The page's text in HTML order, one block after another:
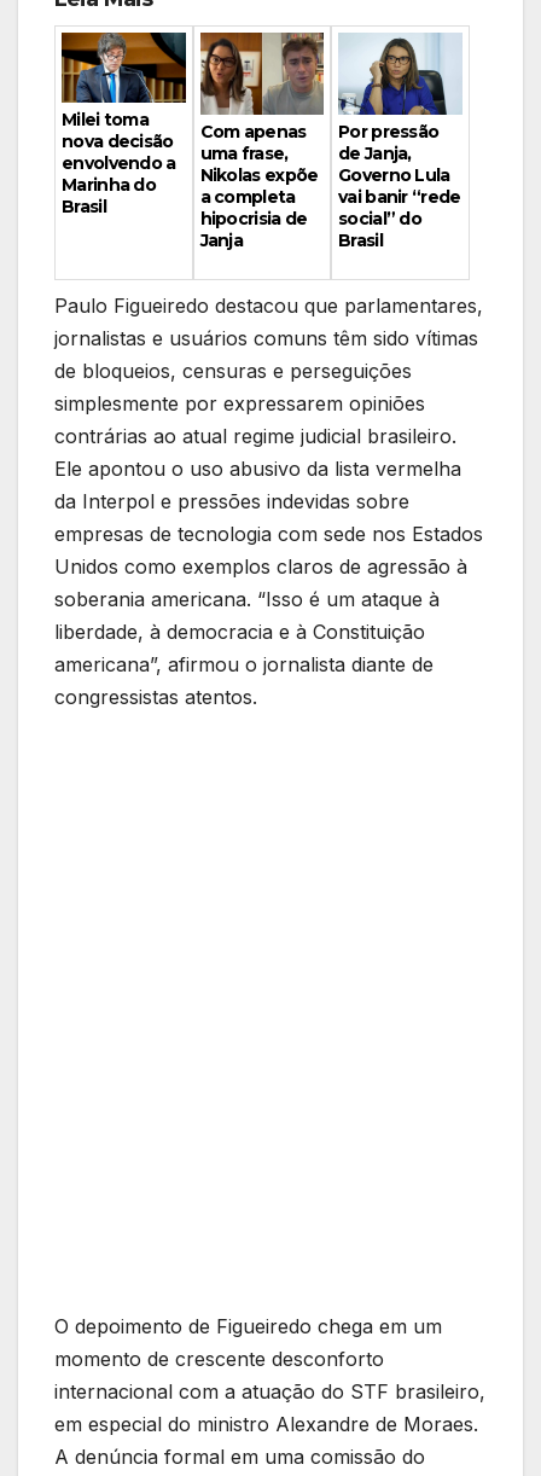
Milei toma
nova decisão
envolvendo a
Marinha do
Brasil
Com apenas
uma frase,
Nikolas expõe
a completa
hipocrisia de
Janja
Por pressão
de Janja,
Governo Lula
vai banir “rede
social” do
Brasil
Paulo Figueiredo destacou que parlamentares,
jornalistas e usuários comuns têm sido vítimas
de bloqueios, censuras e perseguições
simplesmente por expressarem opiniões
contrárias ao atual regime judicial brasileiro.
Ele apontou o uso abusivo da lista vermelha
da Interpol e pressões indevidas sobre
empresas de tecnologia com sede nos Estados
Unidos como exemplos claros de agressão à
soberania americana. “Isso é um ataque à
liberdade, à democracia e à Constituição
americana”, afirmou o jornalista diante de
congressistas atentos.
O depoimento de Figueiredo chega em um
momento de crescente desconforto
internacional com a atuação do STF brasileiro,
em especial do ministro Alexandre de Moraes.
A denúncia formal em uma comissão do